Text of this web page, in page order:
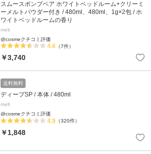
スムースポンプペア ホワイトベッドルーム+クリーミ
ーメルトパウダー付き / 480ml、480ml、1g×2包 / ホ
ワイトベッドルームの香り
melt
@cosmeクチコミ評価
4.6 （7件）
￥3,740
送料無料
ディープSP / 本体 / 480ml
melt
@cosmeクチコミ評価
4.9 （320件）
￥1,848